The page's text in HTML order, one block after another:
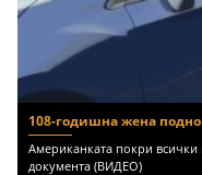
108-годишна жена
Американката покри всички
документа (ВИДЕО)